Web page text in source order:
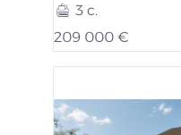
3 c.
209 000 €